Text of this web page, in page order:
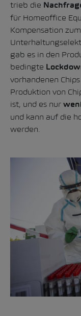
trieb die
für Homeoffice
Kompensation
gab es in den
bedingte
vorhandenen
Produktion von
ist, und es nur
und kann auf die
werden.